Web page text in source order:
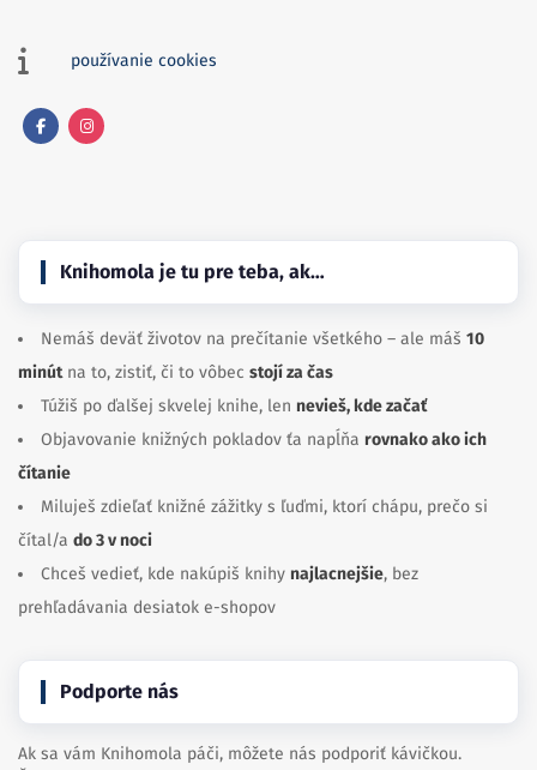
používanie cookies
Knihomola je tu pre teba, ak…
Nemáš deväť životov na prečítanie všetkého – ale máš 10
minútna to, zistiť, či to vôbec stojí za čas
Túžiš po ďalšej skvelej knihe, len nevieš, kde začať
Objavovanie knižných pokladov ťa napĺňa rovnako ako ich
čítanie
Miluješ zdieľať knižné zážitky s ľuďmi, ktorí chápu, prečo si
čítal/a do 3 v noci
Chceš vedieť, kde nakúpiš knihy najlacnejšie, bez
prehľadávania desiatok e-shopov
Podporte nás
Ak sa vám Knihomola páči, môžete nás podporiť kávičkou.